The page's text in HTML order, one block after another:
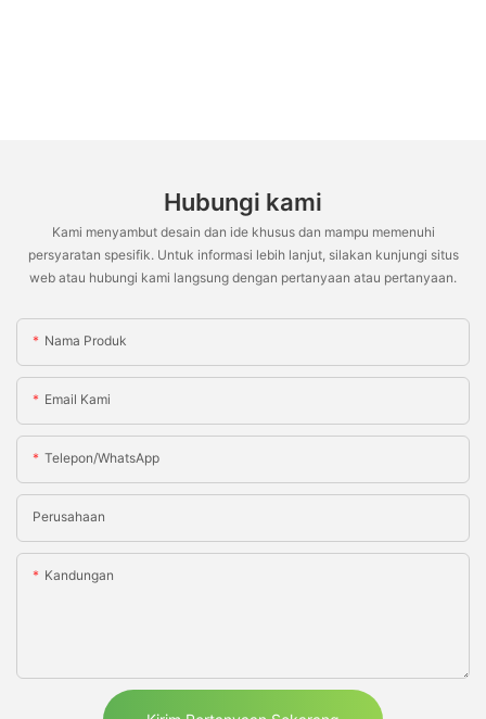
Hubungi kami
Kami menyambut desain dan ide khusus dan mampu memenuhi
persyaratan spesifik. Untuk informasi lebih lanjut, silakan kunjungi situs
web atau hubungi kami langsung dengan pertanyaan atau pertanyaan.
Nama Produk
Email Kami
Telepon/WhatsApp
Perusahaan
Kandungan